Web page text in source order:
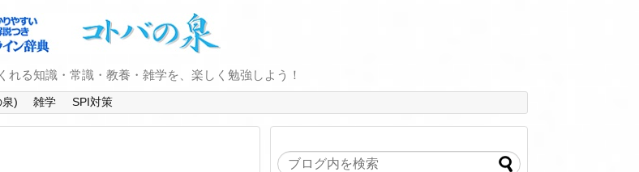
れる知識・常識・教養・雑学を、楽しく勉強しよう！
) 雑学 SPI対策